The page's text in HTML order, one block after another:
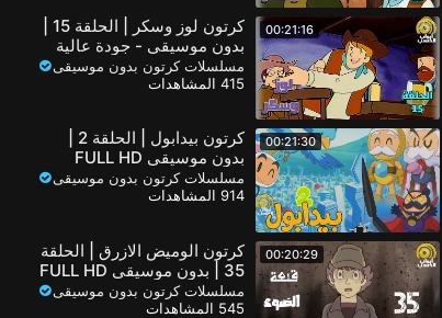
00:21:16
كرتون لوز وسكر | الحلقة 15 |
بدون موسيقى - جودة عالية
1080
مسلسلات كرتون بدون موسيقى
415 المشاهدات
00:21:30
بدون موسيقى FULL HD
مسلسلات كرتون بدون موسيقى
914 المشاهدات
00:20:29
كرتون الوميض الازرق | الحلقة
35 | بدون موسيقى FULL HD
مسلسلات كرتون بدون موسيقى
545 المشاهدات